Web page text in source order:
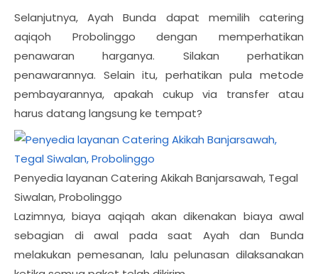
Selanjutnya, Ayah Bunda dapat memilih catering
aqiqoh Probolinggo dengan memperhatikan
penawaran harganya. Silakan perhatikan
penawarannya. Selain itu, perhatikan pula metode
pembayarannya, apakah cukup via transfer atau
harus datang langsung ke tempat?
Penyedia layanan Catering Akikah Banjarsawah, Tegal
Siwalan, Probolinggo
Lazimnya, biaya aqiqah akan dikenakan biaya awal
sebagian di awal pada saat Ayah dan Bunda
melakukan pemesanan, lalu pelunasan dilaksanakan